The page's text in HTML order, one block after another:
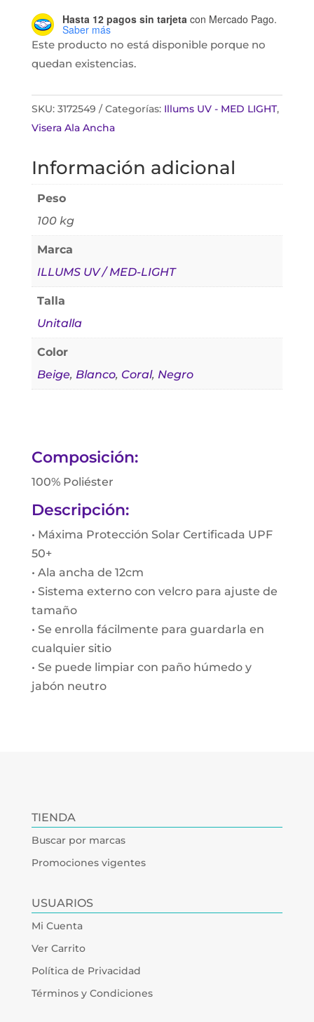
Hasta 12 pagos sin tarjetacon Mercado Pago.
Saber más
Este producto no está disponible porque no
quedan existencias.
SKU: 3172549 Categorías: Illums UV - MED LIGHT,
Visera Ala Ancha
Información adicional
Peso
100 kg
Marca
ILLUMS UV / MED-LIGHT
Talla
Unitalla
Color
Beige, Blanco, Coral, Negro
Composición:
100% Poliéster
Descripción:
• Máxima Protección Solar Certificada UPF
50+
• Ala ancha de 12cm
• Sistema externo con velcro para ajuste de
tamaño
• Se enrolla fácilmente para guardarla en
cualquier sitio
• Se puede limpiar con paño húmedo y
jabón neutro
TIENDA
Buscar por marcas
Promociones vigentes
USUARIOS
Mi Cuenta
Ver Carrito
Política de Privacidad
Términos y Condiciones